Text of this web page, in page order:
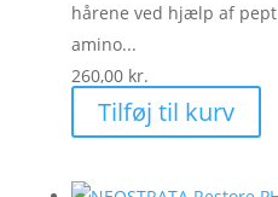
hårene ved hjælp af
amino...
260,00 kr.
Tilføj til kurv